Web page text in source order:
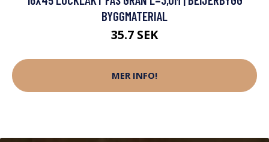
BYGGMATERIAL
35.7 SEK
MER INFO!